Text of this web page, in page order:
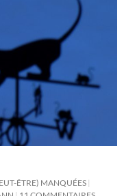
ÊTRE) MANQUÉES